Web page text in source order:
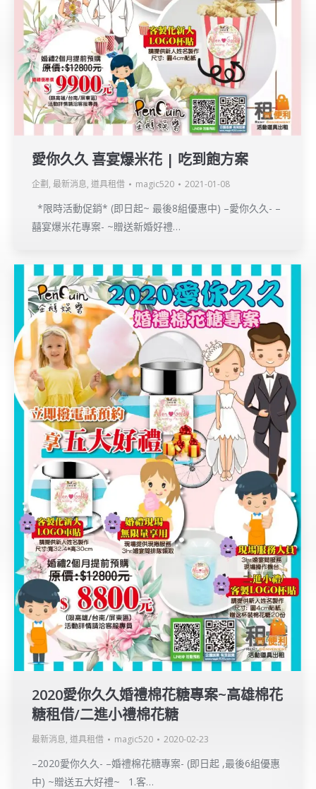
愛你久久 喜宴爆米花 | 吃到飽方案
企劃 , 最新消息, 道具租借 magic520 2021-01-08
*限時活動促銷* (即日起~ 最後8組優惠中) –愛你久久- –
囍宴爆米花專案- ~贈送新婚好禮…
2020愛你久久婚禮棉花糖專案~高雄棉花
糖租借/二進小禮棉花糖
最新消息, 道具租借 magic520 2020-02-23
–2020愛你久久- –婚禮棉花糖專案- (即日起 ,最後6組優惠
中) ~贈送五大好禮~ 1.客…